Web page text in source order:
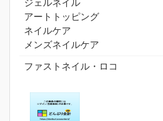
ジェルネイル
アートトッピング
ネイルケア
メンズネイルケア
ファストネイル・ロコ